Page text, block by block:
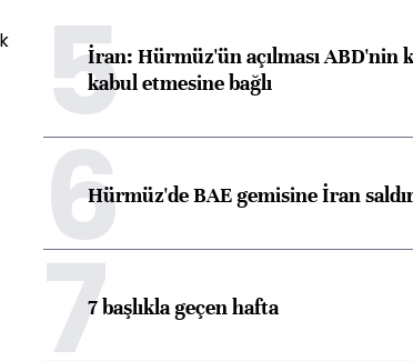
5İran: Hürmüz'ün açılması ABD'nin
kabul etmesine bağlı
6Hürmüz'de BAE gemisine İran
77 başlıkla geçen hafta